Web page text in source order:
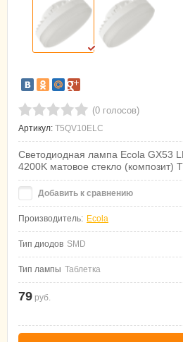
(0 голосов)
Артикул: T5QV10ELC
Светодиодная лампа Ecola GX53
4200K матовое стекло (композит)
Добавить к сравнению
Производитель: Ecola
Тип диодов SMD
Тип лампы Таблетка
79 руб.